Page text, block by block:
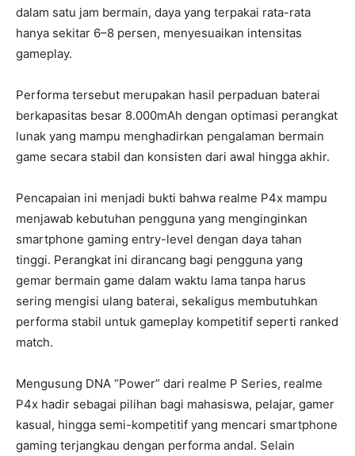
dalam satu jam bermain, daya yang terpakai rata-rata
hanya sekitar 6–8 persen, menyesuaikan intensitas
gameplay.
Performa tersebut merupakan hasil perpaduan baterai
berkapasitas besar 8.000mAh dengan optimasi perangkat
lunak yang mampu menghadirkan pengalaman bermain
game secara stabil dan konsisten dari awal hingga akhir.
Pencapaian ini menjadi bukti bahwa realme P4x mampu
menjawab kebutuhan pengguna yang menginginkan
smartphone gaming entry-level dengan daya tahan
tinggi. Perangkat ini dirancang bagi pengguna yang
gemar bermain game dalam waktu lama tanpa harus
sering mengisi ulang baterai, sekaligus membutuhkan
performa stabil untuk gameplay kompetitif seperti ranked
match.
Mengusung DNA “Power” dari realme P Series, realme
P4x hadir sebagai pilihan bagi mahasiswa, pelajar, gamer
kasual, hingga semi-kompetitif yang mencari smartphone
gaming terjangkau dengan performa andal. Selain